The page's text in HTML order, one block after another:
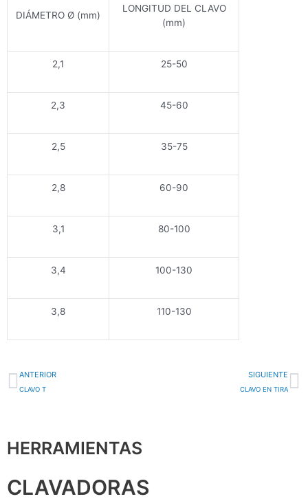
DIÁMETRO Ø (mm)
LONGITUD DEL CLAVO
(mm)
2,1 25-50
2,3 45-60
2,5 35-75
2,8 60-90
3,1 80-100
3,4 100-130
3,8 110-130
Ant
ANTERIOR
CLAVO T
SIGUIENTE
CLAVO EN TIRA
HERRAMIENTAS
CLAVADORAS